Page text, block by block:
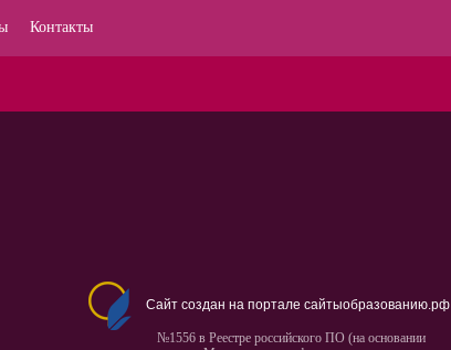
Контакты
Сайт создан на портале сайтыобразованию.рф
№1556 в Реестре российского ПО (на основании